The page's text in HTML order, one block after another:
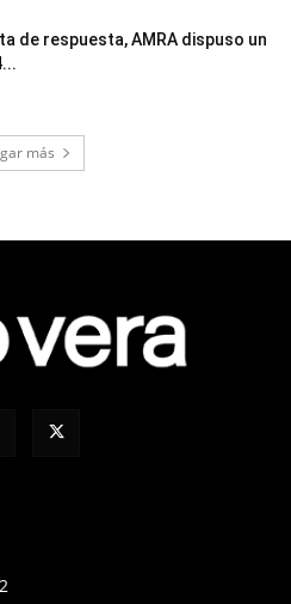
de respuesta, AMRA dispuso un
más